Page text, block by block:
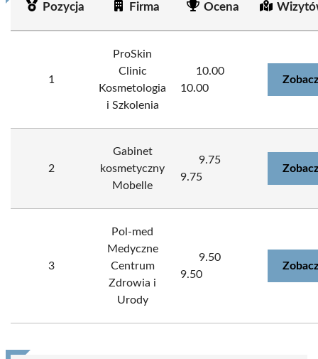
Pozycja Firma Ocena
1
ProSkin
Clinic
Kosmetologia
i Szkolenia
10.00
10.00
2
Gabinet
kosmetyczny
Mobelle
9.75
9.75
3
Pol-med
Medyczne
Centrum
Zdrowia i
Urody
9.50
9.50